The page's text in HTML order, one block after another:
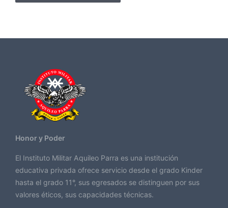
Honor y Poder
El Instituto Militar Aquileo Parra es una institución
educativa privada ofrece servicio desde el grado Kinder
hasta el grado 11°, sus egresados se distinguen por sus
valores éticos, sus capacidades técnicas.